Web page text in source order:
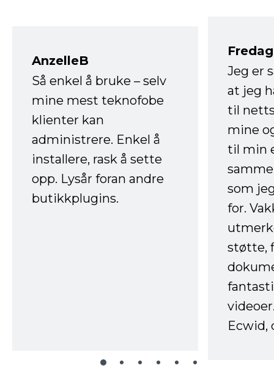
AnzelleB
Så enkel å bruke – selv
mine mest teknofobe
klienter kan
administrere. Enkel å
installere, rask å sette
opp. Lysår foran andre
butikkplugins.
Jeg er
at jeg
til
mine
til min
som
for.
støtte,
Ecwid,